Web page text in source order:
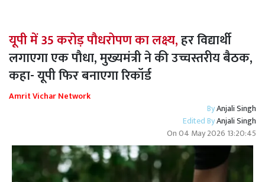
यूपी में 35 करोड़ पौधरोपण का लक्ष्य,हर विद्यार्थी
लगाएगा एक पौधा, मुख्यमंत्री ने की उच्चस्तरीय बैठक,
कहा- यूपी फिर बनाएगा रिकॉर्ड
Amrit Vichar Network
ByAnjali Singh
Edited ByAnjali Singh
On04 May 2026 13:20:45